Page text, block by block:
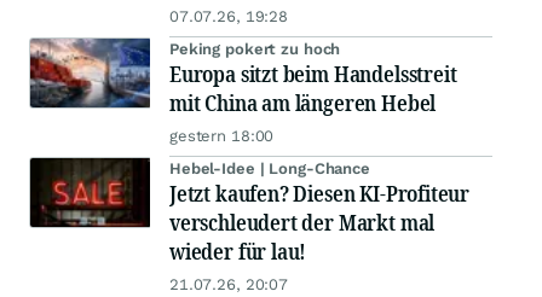
07.07.26, 19:28
Peking pokert zu hoch
Europa sitzt beim Handelsstreit
mit China am längeren Hebel
gestern 18:00
Hebel-Idee | Long-Chance
Jetzt kaufen? Diesen KI-Profiteur
verschleudert der Markt mal
wieder für lau!
21.07.26, 20:07